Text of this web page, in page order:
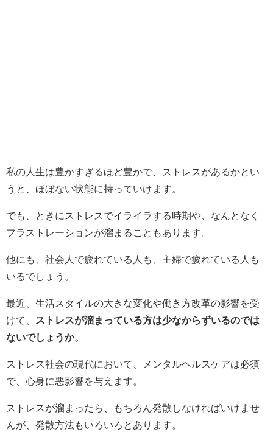
私の人生は豊かすぎるほど豊かで、ストレスがあるかとい
うと、ほぼない状態に持っていけます。
でも、ときにストレスでイライラする時期や、なんとなく
フラストレーションが溜まることもあります。
他にも、社会人で疲れている人も、主婦で疲れている人も
いるでしょう。
最近、生活スタイルの大きな変化や働き方改革の影響を受
けて、
ストレスが溜まっている方は少なからずいるのでは
ないでしょうか。
ストレス社会の現代において、メンタルヘルスケアは必須
で、心身に悪影響を与えます。
ストレスが溜まったら、もちろん発散しなければいけませ
んが、発散方法もいろいろとあります。